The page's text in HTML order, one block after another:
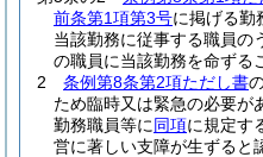
前条第1項第3号に掲げる勤
当該勤務に従事する職員の
の職員に当該勤務を命ずる
2
条例第8条第2項ただし書
ため臨時又は緊急の必要が
勤務職員等に同項に規定す
営に著しい支障が生ずると